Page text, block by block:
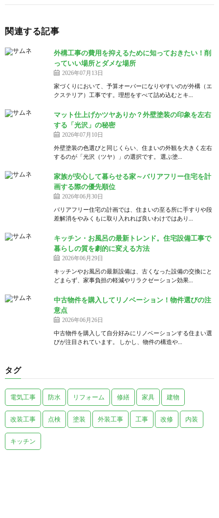
関連する記事
外構工事の費用を抑えるために知っておきたい！削
っていい場所とダメな場所
2026年07月13日
家づくりにおいて、予算オーバーになりやすいのが外構（エ
クステリア）工事です。理想をすべて詰め込むとキ...
マット仕上げかツヤありか？外壁塗装の印象を左右
する「光沢」の秘密
2026年07月10日
外壁塗装の色選びと同じくらい、住まいの外観を大きく左右
するのが「光沢（ツヤ）」の選択です。 選ぶ塗...
家族が安心して暮らせる家～バリアフリー住宅を計
画する際の優先順位
2026年06月30日
バリアフリー住宅の計画では、住まいの至る所に手すりや段
差解消をやみくもに取り入れれば良いわけではあり...
キッチン・お風呂の最新トレンド。住宅設備工事で
暮らしの質を劇的に変える方法
2026年06月29日
キッチンやお風呂の最新設備は、古くなった設備の交換にと
どまらず、家事負担の軽減やリラクゼーション効果...
中古物件を購入してリノベーション！物件選びの注
意点
2026年06月26日
中古物件を購入して自分好みにリノベーションする住まい選
びが注目されています。 しかし、物件の構造や...
タグ
電気工事 防水 リフォーム 修繕 家具 建物
改装工事 点検 塗装 外装工事 工事 改修 内装
キッチン